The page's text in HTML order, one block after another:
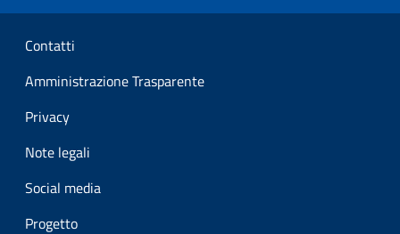
Sezione Link Utili
Contatti
Amministrazione Trasparente
Privacy
Note legali
Social media
Progetto